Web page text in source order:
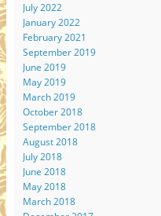
July 2022
January 2022
February 2021
September 2019
June 2019
May 2019
March 2019
October 2018
September 2018
August 2018
July 2018
June 2018
May 2018
March 2018